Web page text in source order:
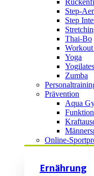
Step-
Step
Thai-Bo
Yoga
Yogilates
Zumba
Prävention
Aqua
Online-
Ernährung